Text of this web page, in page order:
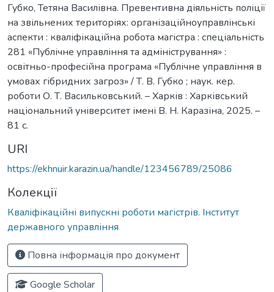
Губко, Тетяна Василівна. Превентивна діяльність поліції
на звільнених територіях: організаційноуправлінські
аспекти : кваліфікаційна робота магістра : спеціальність
281 «Публічне управління та адміністрування» :
освітньо-професійна програма «Публічне управління в
умовах гібридних загроз» / Т. В. Губко ; наук. кер.
роботи О. Т. Васильковський. – Харків : Харківський
національний університет імені В. Н. Каразіна, 2025. –
81 с.
URI
https://ekhnuir.karazin.ua/handle/123456789/25086
Колекції
Кваліфікаційні випускні роботи магістрів. Інститут
державного управління
Повна інформація про документ
Google Scholar